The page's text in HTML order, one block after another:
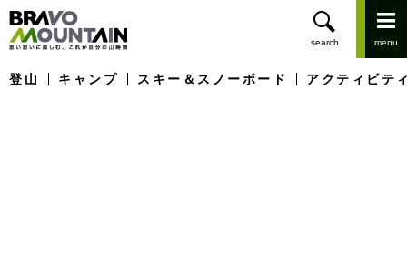
登山 キャンプ スキー＆スノーボード アクティビテ